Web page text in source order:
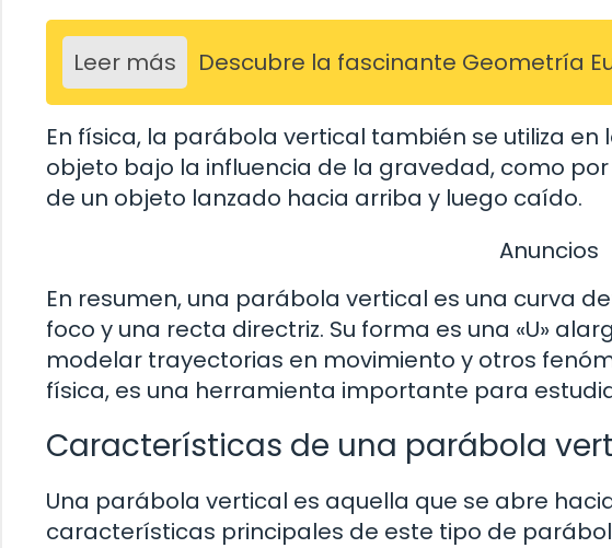
Leer más Descubre la fascinante Geometría
En física, la parábola vertical también se utiliza
objeto bajo la influencia de la gravedad, como
de un objeto lanzado hacia arriba y luego caído.
Anuncios
En resumen, una parábola vertical es una curva
foco y una recta directriz. Su forma es una «U»
modelar trayectorias en movimiento y otros
física, es una herramienta importante para
Características de una parábola
Una parábola vertical es aquella que se abre
características principales de este tipo de